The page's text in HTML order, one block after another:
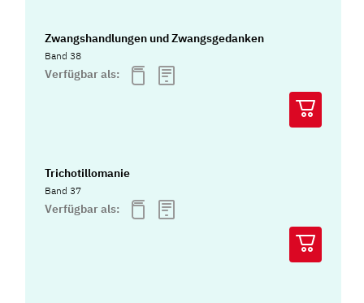
Zwangshandlungen und Zwangsgedanken
Band 38
Verfügbar als:
Trichotillomanie
Band 37
Verfügbar als: